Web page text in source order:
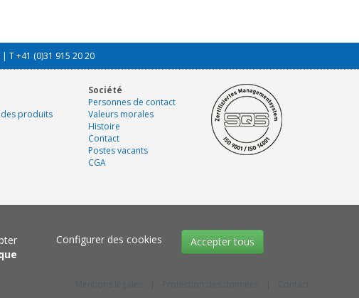
T +41 (0)31 915 20 20
des produits
Société
Personnes de contact
Valeurs morales
Histoire
Contact
Postes vacants
CGA
Configurer des cookies Accepter tous